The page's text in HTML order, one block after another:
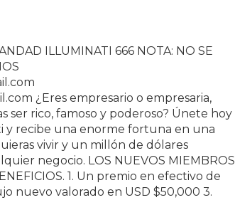
ILLUMINATI 666 NOTA: NO SE
¿Eres empresario o empresaria,
ser rico, famoso y poderoso? Únete hoy
y recibe una enorme fortuna en una
vivir y un millón de dólares
negocio. LOS NUEVOS MIEMBROS
1. Un premio en efectivo de
nuevo valorado en USD $50,000 3.